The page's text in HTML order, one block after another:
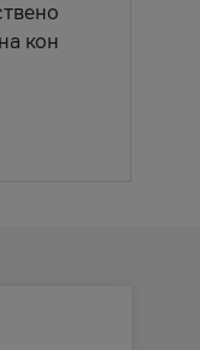
кон